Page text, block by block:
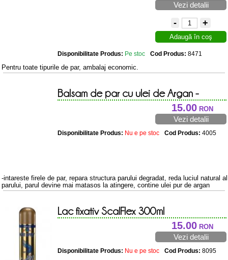
Vezi detalii
- +
Adaugă în coş
Disponibilitate Produs: Pe stoc Cod Produs: 8471
Pentru toate tipurile de par, ambalaj economic.
Balsam de par cu ulei de Argan -
15.00RON
Vezi detalii
Disponibilitate Produs: Nu e pe stoc Cod Produs: 4005
-intareste firele de par, repara structura parului degradat, reda luciul natural al
parului, parul devine mai matasos la atingere, contine ulei pur de argan
Lac fixativ ScalFlex 300ml
15.00RON
Vezi detalii
Disponibilitate Produs: Nu e pe stoc Cod Produs: 8095